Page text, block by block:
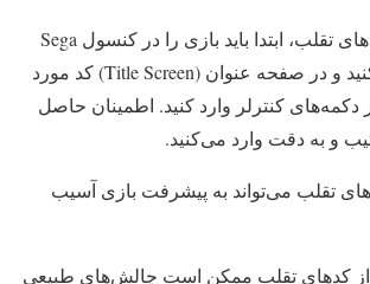
برای وارد کردن کدهای تقلب، ابتدا باید بازی را در کنسول Sega
Genesis خود اجرا کنید و در صفحه عنوان (Title Screen) کد مورد
دکمه‌های کنترلر وارد کنید. اطمینان حاصل
و به دقت وارد می‌کنید.
تقلب می‌تواند به پیشرفت بازی آسیب
از کدهای تقلب ممکن است چالش‌های طبیعی